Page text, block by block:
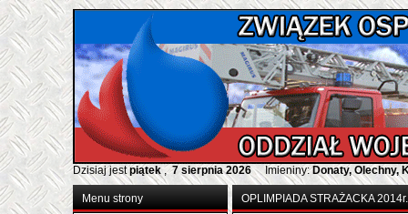
Dzisiaj jestpiątek,7 sierpnia 2026 Imieniny:Donaty, Olechny,
Menu strony
OPLIMPIADA STRAŻACKA 2014r.